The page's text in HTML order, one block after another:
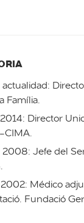
Família.
Director
CIMA.
Jefe del
Médico
Fundació